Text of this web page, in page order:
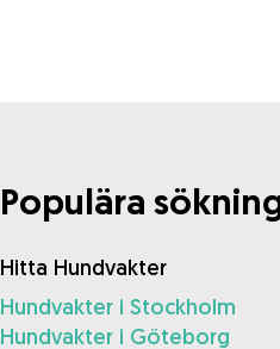
Populära
Hitta Hundvakter
Hundvakter i Stockholm
Hundvakter i Göteborg